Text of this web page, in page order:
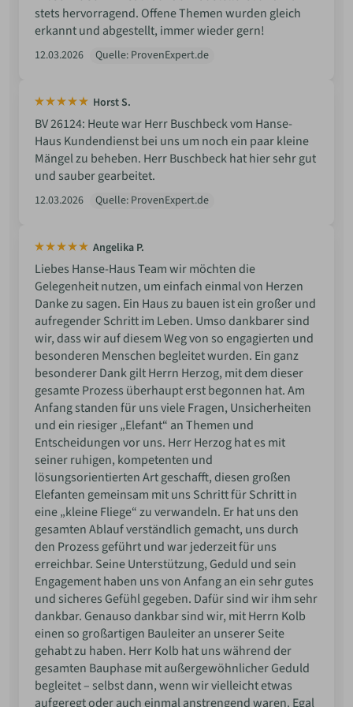
stets hervorragend. Offene Themen wurden gleich
erkannt und abgestellt, immer wieder gern!
12.03.2026 Quelle: ProvenExpert.de
Horst S.
BV 26124: Heute war Herr Buschbeck vom Hanse-
Haus Kundendienst bei uns um noch ein paar kleine
Mängel zu beheben. Herr Buschbeck hat hier sehr gut
und sauber gearbeitet.
12.03.2026 Quelle: ProvenExpert.de
Angelika P.
Liebes Hanse-Haus Team wir möchten die
Gelegenheit nutzen, um einfach einmal von Herzen
Danke zu sagen. Ein Haus zu bauen ist ein großer und
aufregender Schritt im Leben. Umso dankbarer sind
wir, dass wir auf diesem Weg von so engagierten und
besonderen Menschen begleitet wurden. Ein ganz
besonderer Dank gilt Herrn Herzog, mit dem dieser
gesamte Prozess überhaupt erst begonnen hat. Am
Anfang standen für uns viele Fragen, Unsicherheiten
und ein riesiger „Elefant“ an Themen und
Entscheidungen vor uns. Herr Herzog hat es mit
seiner ruhigen, kompetenten und
lösungsorientierten Art geschafft, diesen großen
Elefanten gemeinsam mit uns Schritt für Schritt in
eine „kleine Fliege“ zu verwandeln. Er hat uns den
gesamten Ablauf verständlich gemacht, uns durch
den Prozess geführt und war jederzeit für uns
erreichbar. Seine Unterstützung, Geduld und sein
Engagement haben uns von Anfang an ein sehr gutes
und sicheres Gefühl gegeben. Dafür sind wir ihm sehr
dankbar. Genauso dankbar sind wir, mit Herrn Kolb
einen so großartigen Bauleiter an unserer Seite
gehabt zu haben. Herr Kolb hat uns während der
gesamten Bauphase mit außergewöhnlicher Geduld
begleitet – selbst dann, wenn wir vielleicht etwas
aufgeregt oder auch einmal anstrengend waren. Egal